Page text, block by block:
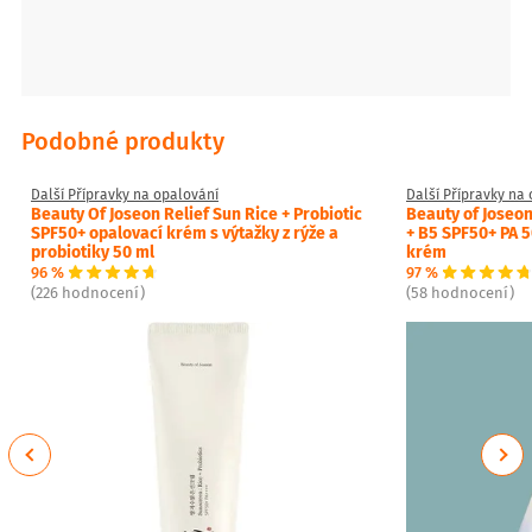
Podobné produkty
Další Přípravky na opalování
Beauty Of Joseon Relief Sun Rice + Probiotic
SPF50+ opalovací krém s výtažky z rýže a
probiotiky 50 ml
96 %
(226 hodnocení)
Další Přípravky na
Beauty of
+ B5 SPF50+
krém
97 %
(58 hodnocení)
Previous Next